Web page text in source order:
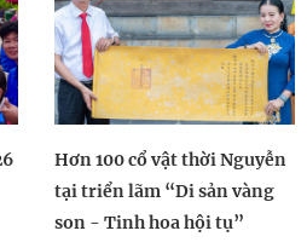
Hơn 100 cổ vật thời Nguyễn
tại triển lãm “Di sản vàng
son - Tinh hoa hội tụ”